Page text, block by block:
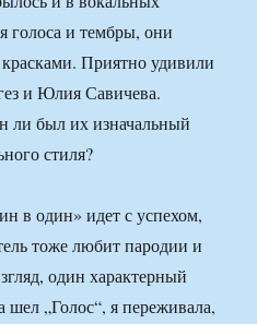
голоса и тембры, они
Приятно удивили
и Юлия Савичева.
ли был их изначальный
стиля?
в один» идет с успехом,
тоже любит пародии и
один характерный
шел „Голос“, я переживала,